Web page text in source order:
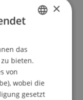
×
das
bieten.
von
wobei die
gesetzt